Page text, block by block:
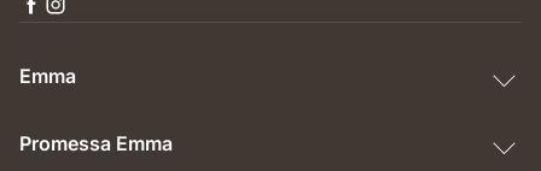
Emma
Promessa Emma